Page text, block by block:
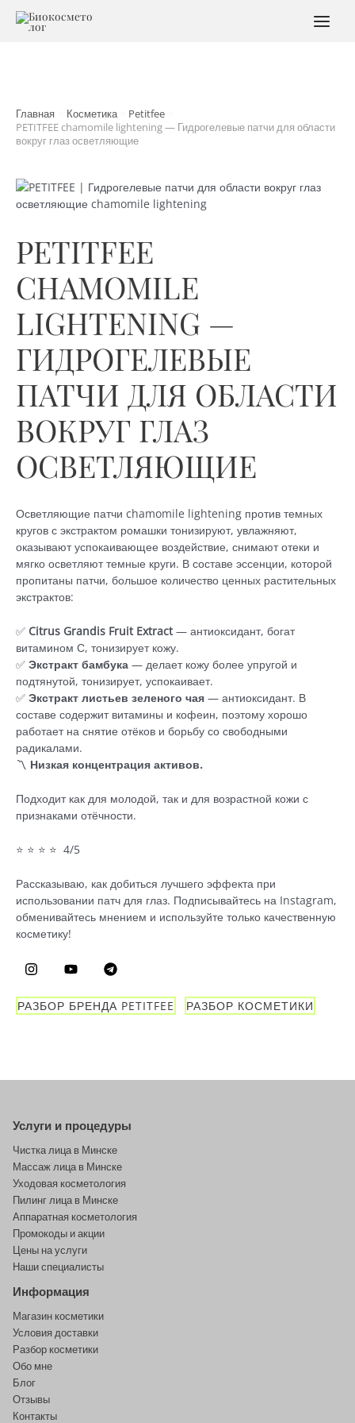
Перейти
Главная Косметика
Petitfee
PETITFEE chamomile lightening — Гидрогелевые патчи для области
вокруг глаз осветляющие
PETITFEE
CHAMOMILE
LIGHTENING —
ГИДРОГЕЛЕВЫЕ
ПАТЧИ ДЛЯ ОБЛАСТИ
ВОКРУГ ГЛАЗ
ОСВЕТЛЯЮЩИЕ
Осветляющие патчи chamomile lightening против темных
кругов с экстрактом ромашки тонизируют, увлажняют,
оказывают успокаивающее воздействие, снимают отеки и
мягко осветляют темные круги. В составе эссенции, которой
пропитаны патчи, большое количество ценных растительных
экстрактов:
✅ Citrus Grandis Fruit Extract— антиоксидант, богат
витамином С, тонизирует кожу.
✅ Экстракт бамбука — делает кожу более упругой и
подтянутой, тонизирует, успокаивает.
✅ Экстракт листьев зеленого чая — антиоксидант. В
составе содержит витамины и кофеин, поэтому хорошо
работает на снятие отёков и борьбу со свободными
радикалами.
〽️ Низкая концентрация активов.
Подходит как для молодой, так и для возрастной кожи с
признаками отёчности.
⭐ ⭐ ⭐ ⭐ 4/5
Рассказываю, как добиться лучшего эффекта при
использовании патч для глаз. Подписывайтесь на Instagram,
обменивайтесь мнением и используйте только качественную
косметику!
РАЗБОР БРЕНДА PETITFEE РАЗБОР КОСМЕТИКИ
Услуги и процедуры
Чистка лица в Минске
Массаж лица в Минске
Уходовая косметология
Пилинг лица в Минске
Аппаратная косметология
Промокоды и акции
Цены на услуги
Наши специалисты
Информация
Магазин косметики
Условия доставки
Разбор косметики
Обо мне
Блог
Отзывы
Контакты